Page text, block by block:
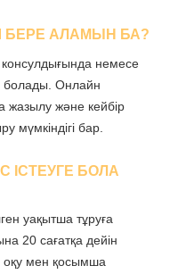
БЕРЕ АЛАМЫН БА?
консулдығында немесе
болады. Онлайн
жазылу және кейбір
мүмкіндігі бар.
БОЛА
уақытша тұруға
20 сағатқа дейін
оқу мен қосымша